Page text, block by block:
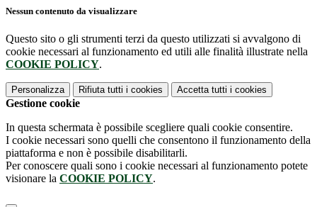
Nessun contenuto da visualizzare
Questo sito o gli strumenti terzi da questo utilizzati si avvalgono di
cookie necessari al funzionamento ed utili alle finalità illustrate nella
COOKIE POLICY.
Personalizza Rifiuta tutti i cookies Accetta tutti i cookies
Gestione cookie
In questa schermata è possibile scegliere quali cookie consentire.
I cookie necessari sono quelli che consentono il funzionamento della
piattaforma e non è possibile disabilitarli.
Per conoscere quali sono i cookie necessari al funzionamento potete
visionare la COOKIE POLICY.